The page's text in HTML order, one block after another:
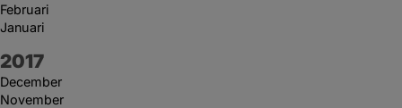
Februari
Januari
År:
2017
December
November